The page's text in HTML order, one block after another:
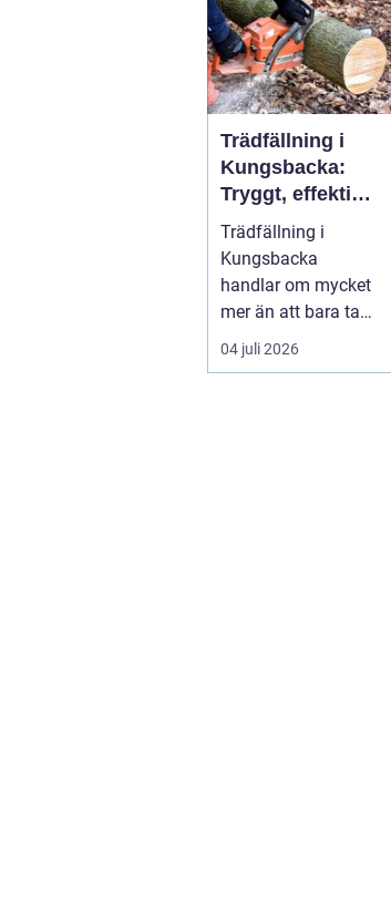
Trädfällning i
Kungsbacka:
Tryggt, effektivt
och med
omtanke om
hela tomten
Trädfällning i
Kungsbacka
handlar om mycket
mer än att bara ta
ner ett träd. I e...
04 juli 2026